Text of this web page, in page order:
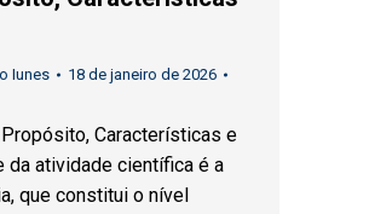
Iunes
18 de janeiro de 2026
Características e
da atividade científica é a
que constitui o nível